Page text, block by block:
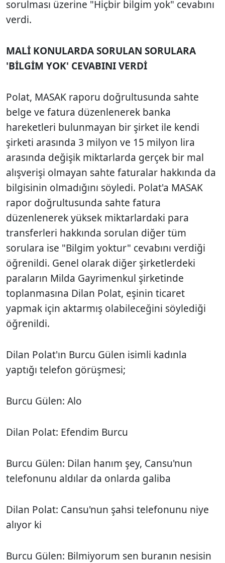
sorulması üzerine "Hiçbir bilgim yok" cevabını
verdi.
MALİ KONULARDA SORULAN SORULARA
'BİLGİM YOK' CEVABINI VERDİ
Polat, MASAK raporu doğrultusunda sahte
belge ve fatura düzenlenerek banka
hareketleri bulunmayan bir şirket ile kendi
şirketi arasında 3 milyon ve 15 milyon lira
arasında değişik miktarlarda gerçek bir mal
alışverişi olmayan sahte faturalar hakkında da
bilgisinin olmadığını söyledi. Polat'a MASAK
rapor doğrultusunda sahte fatura
düzenlenerek yüksek miktarlardaki para
transferleri hakkında sorulan diğer tüm
sorulara ise "Bilgim yoktur" cevabını verdiği
öğrenildi. Genel olarak diğer şirketlerdeki
paraların Milda Gayrimenkul şirketinde
toplanmasına Dilan Polat, eşinin ticaret
yapmak için aktarmış olabileceğini söylediği
öğrenildi.
Dilan Polat'ın Burcu Gülen isimli kadınla
yaptığı telefon görüşmesi;
Burcu Gülen: Alo
Dilan Polat: Efendim Burcu
Burcu Gülen: Dilan hanım şey, Cansu'nun
telefonunu aldılar da onlarda galiba
Dilan Polat: Cansu'nun şahsi telefonunu niye
alıyor ki
Burcu Gülen: Bilmiyorum sen buranın nesisin